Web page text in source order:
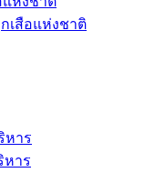
เสือแห่งชาติ
หาร
หาร